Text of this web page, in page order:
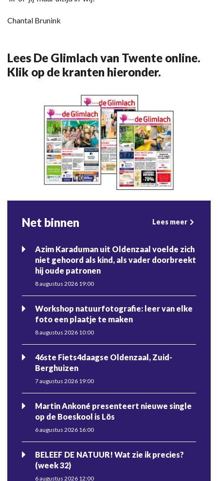
Chantal Brunink
Lees De Glimlach van Twente online.
Klik op de kranten hieronder.
Net binnen Lees meer
Azim Karaduman uit Oldenzaal voelde zich
niet gehoord als kind, als vader doorbreekt
hij oude patronen
8 augustus 2026 19:00
Workshop natuurfotografie: leer van elke
foto een plaatje te maken
8 augustus 2026 10:00
46ste Fiets4daagse Oldenzaal, Zuid-
Berghuizen
7 augustus 2026 19:00
Martin Ankoné presenteert nieuwe single
op de Boeskool is Lös
6 augustus 2026 16:00
BELEEF DE NATUUR! Wat zie ik precies?
(week 32)
6 augustus 2026 12:00